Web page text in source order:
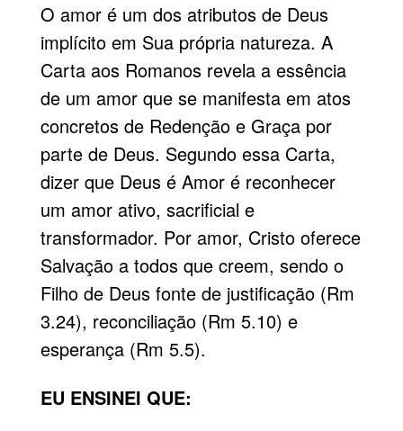
O amor é um dos atributos de Deus
implícito em Sua própria natureza. A
Carta aos Romanos revela a essência
de um amor que se manifesta em atos
concretos de Redenção e Graça por
parte de Deus. Segundo essa Carta,
dizer que Deus é Amor é reconhecer
um amor ativo, sacrificial e
transformador. Por amor, Cristo oferece
Salvação a todos que creem, sendo o
Filho de Deus fonte de justificação (Rm
3.24), reconciliação (Rm 5.10) e
esperança (Rm 5.5).
EU ENSINEI QUE: